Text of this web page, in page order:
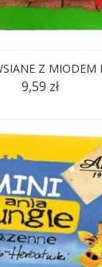
Z MIODEM
9,59 zł